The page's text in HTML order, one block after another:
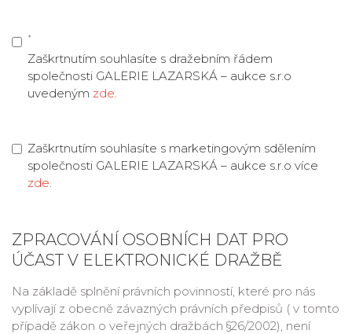
*
Zaškrtnutím souhlasíte s dražebním řádem
společnosti GALERIE LAZARSKÁ – aukce s.r.o
uvedeným zde
Zaškrtnutím souhlasíte s marketingovým sdělením
společnosti GALERIE LAZARSKÁ – aukce s.r.o více
zde
ZPRACOVÁNÍ OSOBNÍCH DAT PRO
ÚČAST V ELEKTRONICKÉ DRAŽBĚ
Na základě splnění právních povinností, které pro nás
vyplívají z obecně závazných právních předpisů ( v tomto
případě zákon o veřejných dražbách §26/2002), není